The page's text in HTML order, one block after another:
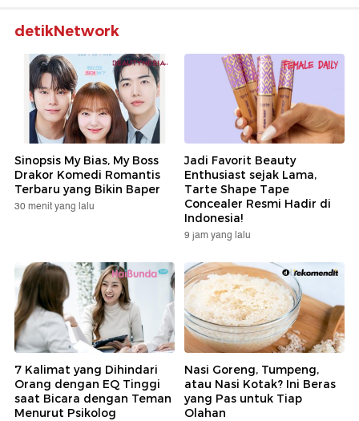
detikNetwork
Sinopsis My Bias, My Boss
Drakor Komedi Romantis
Terbaru yang Bikin Baper
30 menit yang lalu
Jadi Favorit Beauty
Enthusiast sejak Lama,
Tarte Shape Tape
Concealer Resmi Hadir di
Indonesia!
9 jam yang lalu
7 Kalimat yang Dihindari
Orang dengan EQ Tinggi
saat Bicara dengan Teman
Menurut Psikolog
Nasi Goreng, Tumpeng,
atau Nasi Kotak? Ini Beras
yang Pas untuk Tiap
Olahan